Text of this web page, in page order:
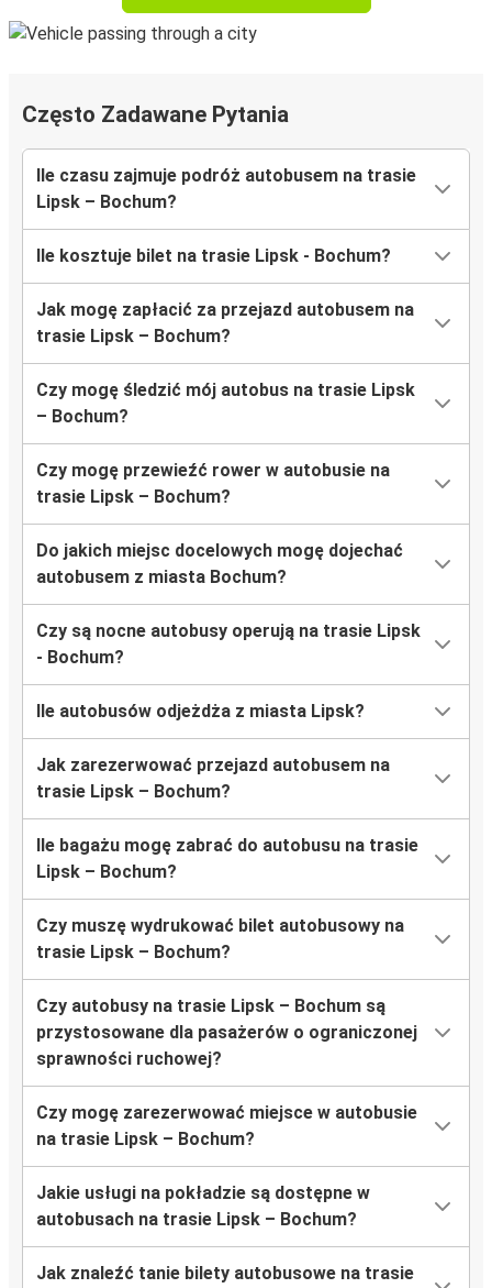
Często Zadawane Pytania
Ile czasu zajmuje podróż autobusem na trasie
Lipsk – Bochum?
Ile kosztuje bilet na trasie Lipsk - Bochum?
Jak mogę zapłacić za przejazd autobusem na
trasie Lipsk – Bochum?
Czy mogę śledzić mój autobus na trasie Lipsk
– Bochum?
Czy mogę przewieźć rower w autobusie na
trasie Lipsk – Bochum?
Do jakich miejsc docelowych mogę dojechać
autobusem z miasta Bochum?
Czy są nocne autobusy operują na trasie Lipsk
- Bochum?
Ile autobusów odjeżdża z miasta Lipsk?
Jak zarezerwować przejazd autobusem na
trasie Lipsk – Bochum?
Ile bagażu mogę zabrać do autobusu na trasie
Lipsk – Bochum?
Czy muszę wydrukować bilet autobusowy na
trasie Lipsk – Bochum?
Czy autobusy na trasie Lipsk – Bochum są
przystosowane dla pasażerów o ograniczonej
sprawności ruchowej?
Czy mogę zarezerwować miejsce w autobusie
na trasie Lipsk – Bochum?
Jakie usługi na pokładzie są dostępne w
autobusach na trasie Lipsk – Bochum?
Jak znaleźć tanie bilety autobusowe na trasie